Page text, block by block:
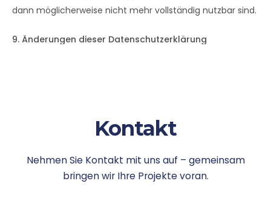
dann möglicherweise nicht mehr vollständig nutzbar sind.
9. Änderungen dieser Datenschutzerklärung
Kontakt
Nehmen Sie Kontakt mit uns auf – gemeinsam
bringen wir Ihre Projekte voran.